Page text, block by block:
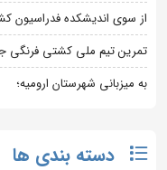
از سوی اندیشکده فدراسیون
تمرین تیم ملی کشتی فرنگی
به میزبانی شهرستان ارومیه؛
دسته بندی ها